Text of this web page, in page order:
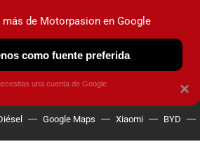
ELÉCTRICOS OBSERVATORIO
Google Maps Xiaomi BYD
×
más de Motorpasion en Google
como fuente preferida
una cuenta de Google